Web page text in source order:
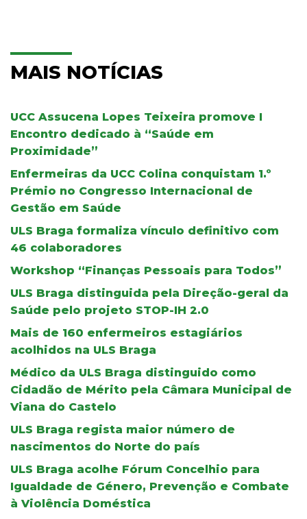
MAIS NOTÍCIAS
UCC Assucena Lopes Teixeira promove I
Encontro dedicado à “Saúde em
Proximidade”
Enfermeiras da UCC Colina conquistam 1.º
Prémio no Congresso Internacional de
Gestão em Saúde
ULS Braga formaliza vínculo definitivo com
46 colaboradores
Workshop “Finanças Pessoais para Todos”
ULS Braga distinguida pela Direção-geral da
Saúde pelo projeto STOP-IH 2.0
Mais de 160 enfermeiros estagiários
acolhidos na ULS Braga
Médico da ULS Braga distinguido como
Cidadão de Mérito pela Câmara Municipal de
Viana do Castelo
ULS Braga regista maior número de
nascimentos do Norte do país
ULS Braga acolhe Fórum Concelhio para
Igualdade de Género, Prevenção e Combate
à Violência Doméstica